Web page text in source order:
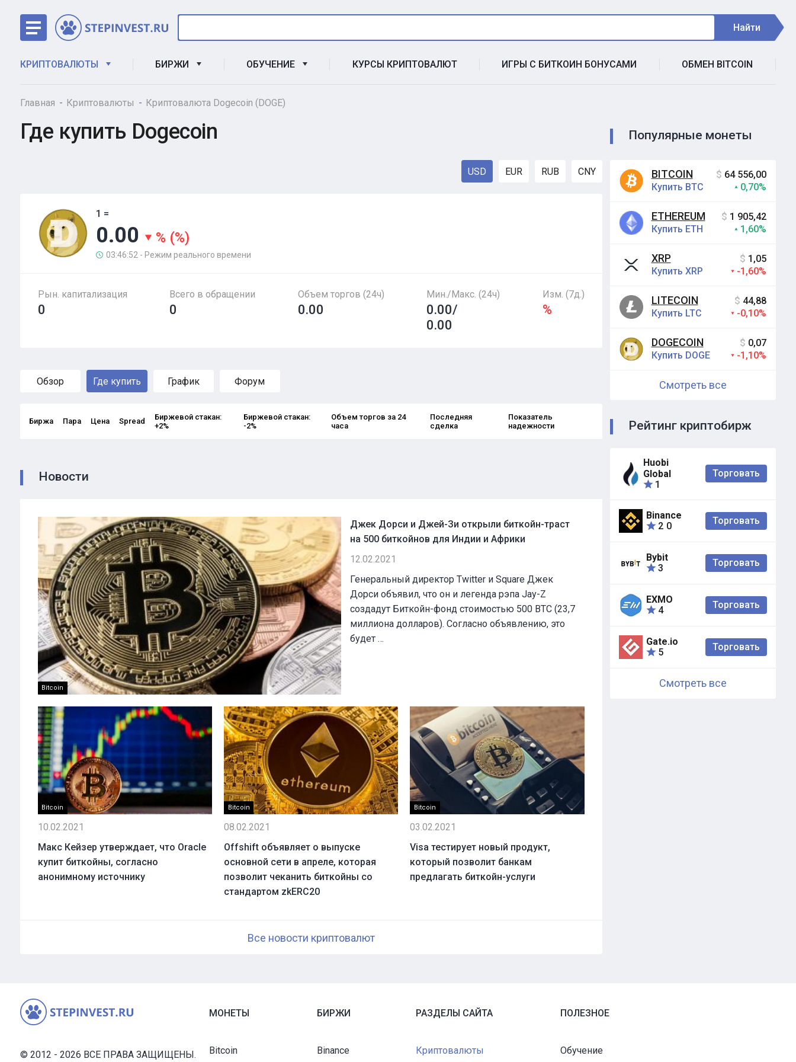
Найти
КРИПТОВАЛЮТЫ БИРЖИ ОБУЧЕНИЕ КУРСЫ КРИПТОВАЛЮТ ИГРЫ С БИТКОИН БОНУСАМИ ОБМЕН BITCOIN
Главная Криптовалюты Криптовалюта Dogecoin (DOGE)
Где купить Dogecoin Популярные монеты
BITCOIN
Купить BTC
$ 64 556,00
0,70%
ETHEREUM
Купить ETH
$ 1 905,42
1,60%
XRP
Купить XRP
$ 1,05
-1,60%
LITECOIN
Купить LTC
$ 44,88
-0,10%
DOGECOIN
Купить DOGE
$ 0,07
-1,10%
Смотреть все
Рейтинг криптобирж
Huobi
Global
1
Торговать
Binance
2 0 Торговать
Bybit
3
Торговать
EXMO
4
Торговать
Gate.io
5
Торговать
Смотреть все
USD EUR RUB CNY
1 =
0.00 % (%)
03:46:52 - Режим реального времени
Рын. капитализация
0
Всего в обращении
0
Объем торгов (24ч)
0.00
Мин./Макс. (24ч)
0.00/
0.00
Изм. (7д.)
%
Обзор Где купить График Форум
Биржа Пара Цена Spread
Биржевой стакан:
+2%
Биржевой стакан:
-2%
Объем торгов за 24
часа
Последняя
сделка
Показатель
надежности
Новости
Bitcoin
Джек Дорси и Джей-Зи открыли биткойн-траст
на 500 биткойнов для Индии и Африки
12.02.2021
Генеральный директор Twitter и Square Джек
Дорси объявил, что он и легенда рэпа Jay-Z
создадут Биткойн-фонд стоимостью 500 BTC (23,7
миллиона долларов). Согласно объявлению, это
будет …
Bitcoin
10.02.2021
Макс Кейзер утверждает, что Oracle
купит биткойны, согласно
анонимному источнику
Bitcoin
08.02.2021
Offshift объявляет о выпуске
основной сети в апреле, которая
позволит чеканить биткойны со
стандартом zkERC20
Bitcoin
03.02.2021
Visa тестирует новый продукт,
который позволит банкам
предлагать биткойн-услуги
Все новости криптовалют
© 2012 - 2026 ВСЕ ПРАВА ЗАЩИЩЕНЫ.
МОНЕТЫ
Bitcoin
БИРЖИ
Binance
РАЗДЕЛЫ САЙТА
Криптовалюты
ПОЛЕЗНОЕ
Обучение